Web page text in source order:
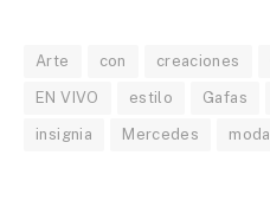
Arte con creaciones
EN VIVO estilo Gafas
insignia Mercedes moda